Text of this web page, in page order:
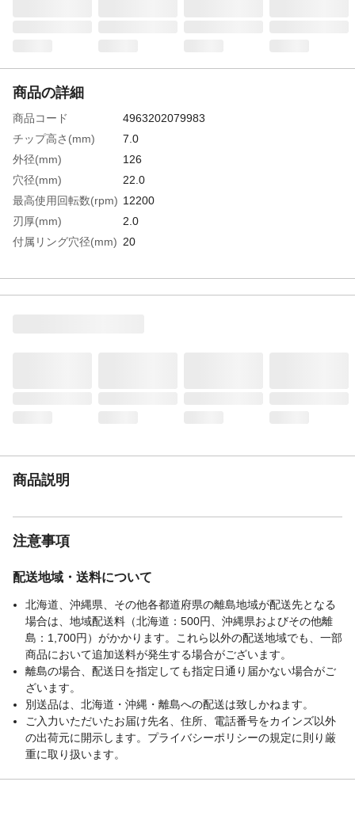
商品の詳細
商品コード
4963202079983
チップ高さ(mm)
7.0
外径(mm)
126
穴径(mm)
22.0
最高使用回転数(rpm) 12200
刃厚(mm)
2.0
付属リング穴径(mm) 20
(min［［の－１
乗］］)
商品説明
注意事項
配送地域・送料について
北海道、沖縄県、その他各都道府県の離島地域が配送先となる
場合は、地域配送料（北海道：500円、沖縄県およびその他離
島：1,700円）がかかります。これら以外の配送地域でも、一部
商品において追加送料が発生する場合がございます。
離島の場合、配送日を指定しても指定日通り届かない場合がご
ざいます。
別送品は、北海道・沖縄・離島への配送は致しかねます。
ご入力いただいたお届け先名、住所、電話番号をカインズ以外
の出荷元に開示します。プライバシーポリシーの規定に則り厳
重に取り扱います。